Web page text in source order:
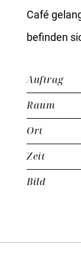
Café
befinden
Auftrag
Raum
Ort
Zeit
Bild